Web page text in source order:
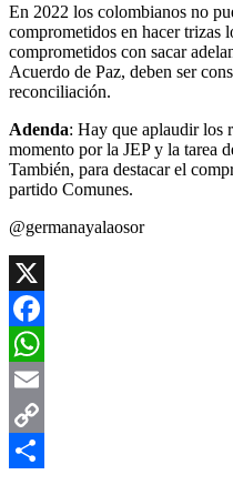
En 2022 los colombianos no
comprometidos en hacer trizas
comprometidos con sacar
Acuerdo de Paz, deben ser
reconciliación.
Adenda: Hay que aplaudir los
momento por la JEP y la tarea
También, para destacar el
partido Comunes.
@germanayalaosor
X
Facebook
WhatsApp
Email
Copy